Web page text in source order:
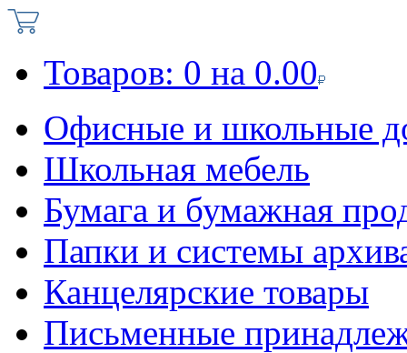
Товаров: 0 на 0.00
Офисные и школьные
Школьная мебель
Бумага и бумажная
Папки и системы
Канцелярские товары
Письменные